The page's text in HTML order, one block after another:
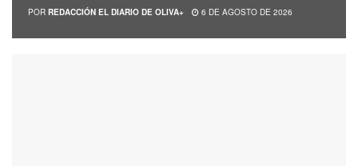
POR REDACCIÓN EL DIARIO DE OLIVA+ 6 DE AGOSTO DE 2026